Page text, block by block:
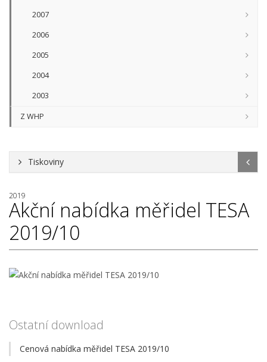
2007
2006
2005
2004
2003
Z WHP
Tiskoviny
2019
Akční nabídka měřidel TESA
2019/10
Ostatní download
Cenová nabídka měřidel TESA 2019/10